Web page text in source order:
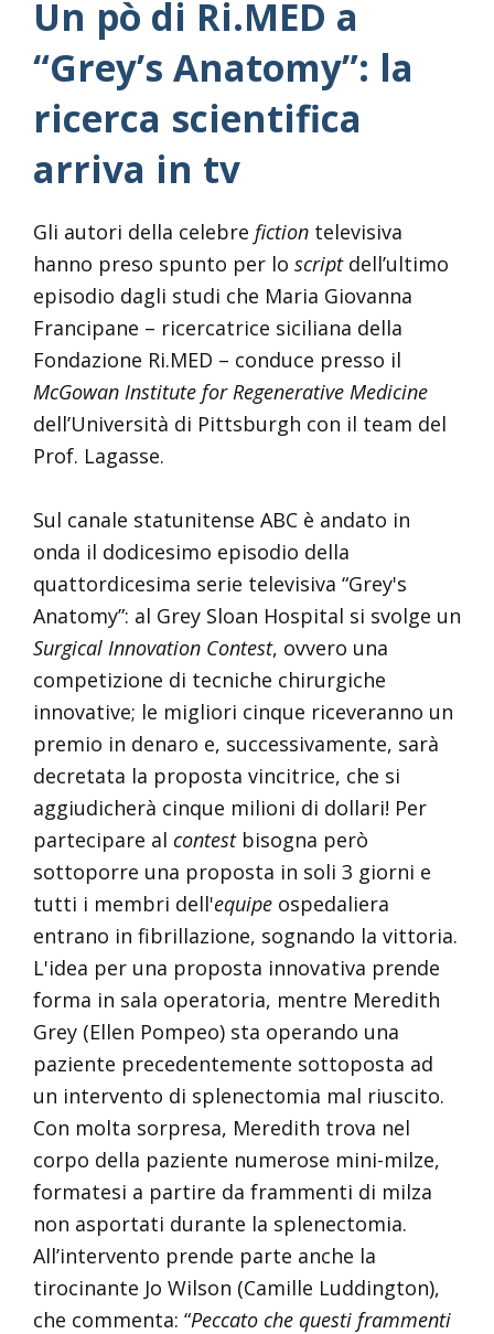
Un pò di Ri.MED a
“Grey’s Anatomy”: la
ricerca scientifica
arriva in tv
Gli autori della celebre fictiontelevisiva
hanno preso spunto per lo scriptdell’ultimo
episodio dagli studi che Maria Giovanna
Francipane – ricercatrice siciliana della
Fondazione Ri.MED – conduce presso il
McGowan Institute for Regenerative Medicine
dell’Università di Pittsburgh con il team del
Prof. Lagasse.
Sul canale statunitense ABC è andato in
onda il dodicesimo episodio della
quattordicesima serie televisiva “Grey's
Anatomy”: al Grey Sloan Hospital si svolge un
Surgical Innovation Contest, ovvero una
competizione di tecniche chirurgiche
innovative; le migliori cinque riceveranno un
premio in denaro e, successivamente, sarà
decretata la proposta vincitrice, che si
aggiudicherà cinque milioni di dollari! Per
partecipare al contestbisogna però
sottoporre una proposta in soli 3 giorni e
tutti i membri dell'equipeospedaliera
entrano in fibrillazione, sognando la vittoria.
L'idea per una proposta innovativa prende
forma in sala operatoria, mentre Meredith
Grey (Ellen Pompeo) sta operando una
paziente precedentemente sottoposta ad
un intervento di splenectomia mal riuscito.
Con molta sorpresa, Meredith trova nel
corpo della paziente numerose mini-milze,
formatesi a partire da frammenti di milza
non asportati durante la splenectomia.
All’intervento prende parte anche la
tirocinante Jo Wilson (Camille Luddington),
che commenta: “Peccato che questi frammenti